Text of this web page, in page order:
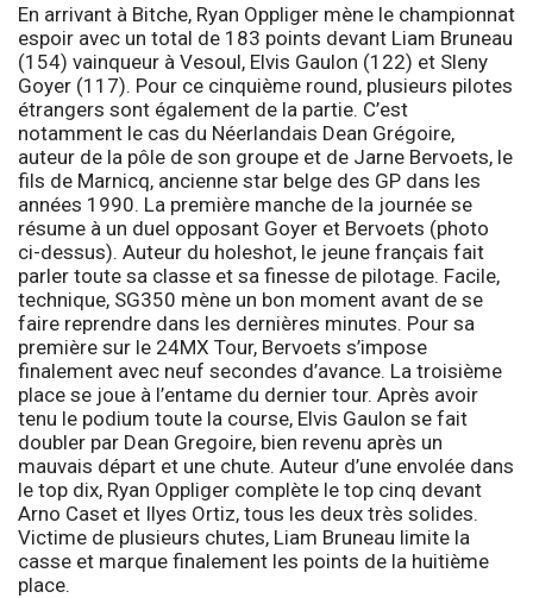
En arrivant à Bitche, Ryan Oppliger mène le championnat
espoir avec un total de 183 points devant Liam Bruneau
(154) vainqueur à Vesoul, Elvis Gaulon (122) et Sleny
Goyer (117). Pour ce cinquième round, plusieurs pilotes
étrangers sont également de la partie. C’est
notamment le cas du Néerlandais Dean Grégoire,
auteur de la pôle de son groupe et de Jarne Bervoets, le
fils de Marnicq, ancienne star belge des GP dans les
années 1990. La première manche de la journée se
résume à un duel opposant Goyer et Bervoets (photo
ci-dessus). Auteur du holeshot, le jeune français fait
parler toute sa classe et sa finesse de pilotage. Facile,
technique, SG350 mène un bon moment avant de se
faire reprendre dans les dernières minutes. Pour sa
première sur le 24MX Tour, Bervoets s’impose
finalement avec neuf secondes d’avance. La troisième
place se joue à l’entame du dernier tour. Après avoir
tenu le podium toute la course, Elvis Gaulon se fait
doubler par Dean Gregoire, bien revenu après un
mauvais départ et une chute. Auteur d’une envolée dans
le top dix, Ryan Oppliger complète le top cinq devant
Arno Caset et Ilyes Ortiz, tous les deux très solides.
Victime de plusieurs chutes, Liam Bruneau limite la
casse et marque finalement les points de la huitième
place.